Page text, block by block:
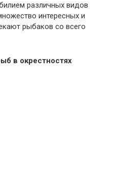
различных видов
интересных и
рыбаков со всего
в окрестностях